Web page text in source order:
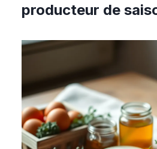
producteur de